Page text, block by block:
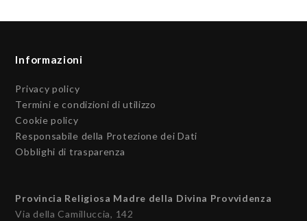
Informazioni
Privacy policy
Termini e condizioni di utilizzo
Cookie policy
Responsabile della Protezione dei Dati
Obblighi di trasparenza
Provincia Religiosa Madre della Divina Provvidenza
Via della Camilluccia, 142